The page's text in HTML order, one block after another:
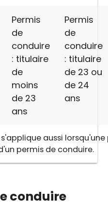
Permis
de
conduire
: titulaire
de
moins
de 23
ans
Permis
de
conduire
: titulaire
de 23 ou
de 24
ans
aussi
permis de conduire.
conduire